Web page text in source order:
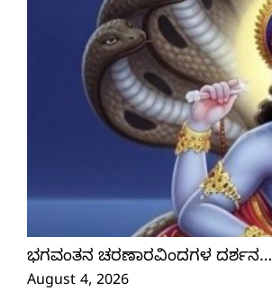
ಭಗವಂತನ ಚರಣಾರವಿಂದಗಳ ದರ್ಶನ…
August 4, 2026